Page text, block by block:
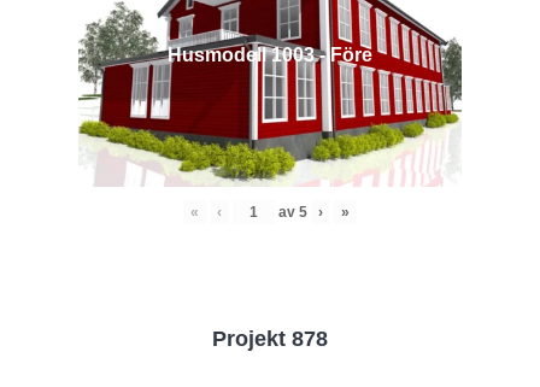
Husmodell 1003 - Före
« ‹ av 5 › »
Projekt 878